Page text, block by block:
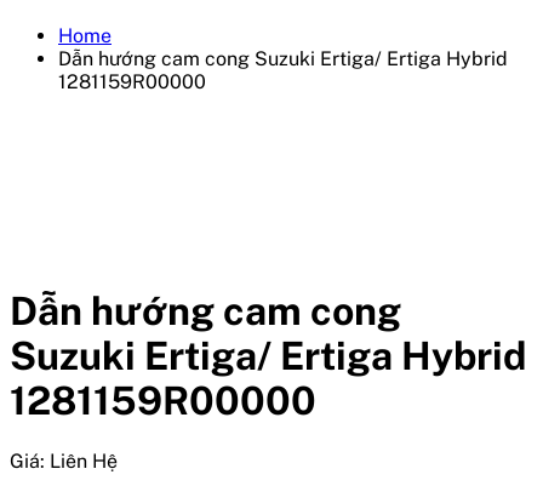
Home
Dẫn hướng cam cong Suzuki Ertiga/ Ertiga Hybrid
1281159R00000
Dẫn hướng cam cong
Suzuki Ertiga/ Ertiga Hybrid
1281159R00000
Giá: Liên Hệ